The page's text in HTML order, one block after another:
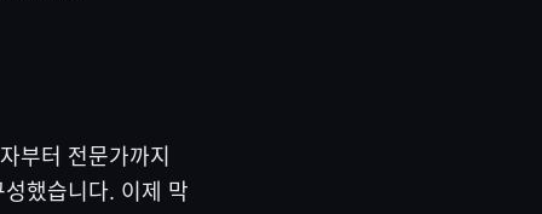
부터 전문가까지
했습니다. 이제 막